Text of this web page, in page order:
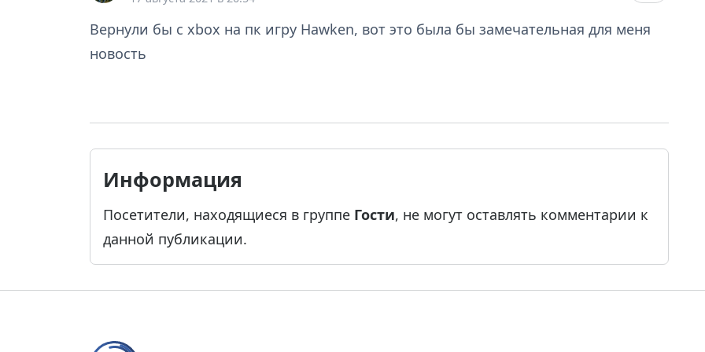
Вернули бы с xbox на пк игру Hawken, вот это была бы замечательная для меня
новость
Информация
Посетители, находящиеся в группе Гости, не могут оставлять комментарии к
данной публикации.